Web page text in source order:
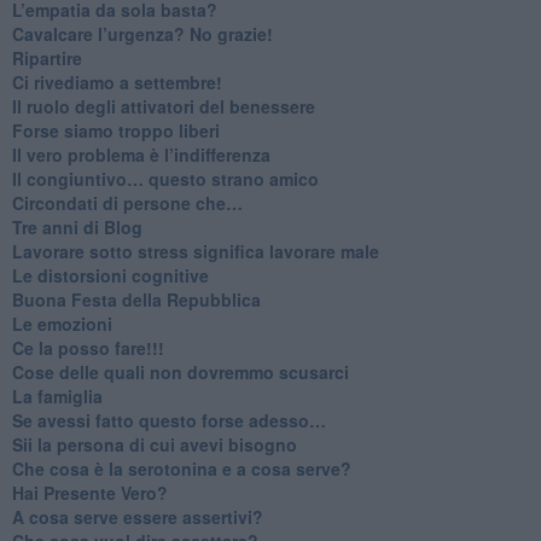
​L’empatia da sola basta?
​Cavalcare l’urgenza? No grazie!
Ripartire
​Ci rivediamo a settembre!
​Il ruolo degli attivatori del benessere
​Forse siamo troppo liberi
​Il vero problema è l’indifferenza
​Il congiuntivo… questo strano amico
​Circondati di persone che…
​Tre anni di Blog
​Lavorare sotto stress significa lavorare male
​Le distorsioni cognitive
​Buona Festa della Repubblica
Le emozioni
​Ce la posso fare!!!
​Cose delle quali non dovremmo scusarci
​La famiglia
​Se avessi fatto questo forse adesso…
​Sii la persona di cui avevi bisogno
Che cosa è la serotonina e a cosa serve?
​Hai Presente Vero?
A cosa serve essere assertivi?